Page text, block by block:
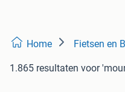
Home Fietsen en
1.865 resultaten voor